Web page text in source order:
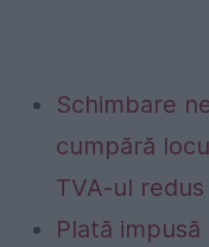
Schimbare
cumpără
TVA-ul
Plată